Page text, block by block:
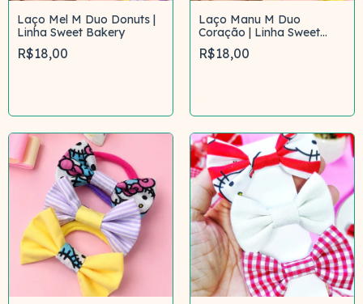
Laço Mel M Duo Donuts |
Linha Sweet Bakery
R$18,00
Laço Manu M Duo
Coração | Linha Sweet
Bakery
R$18,00